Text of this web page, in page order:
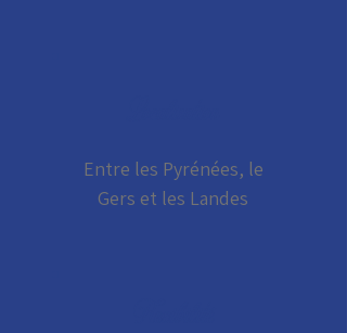
Entre les Pyrénées, le
Gers et les Landes